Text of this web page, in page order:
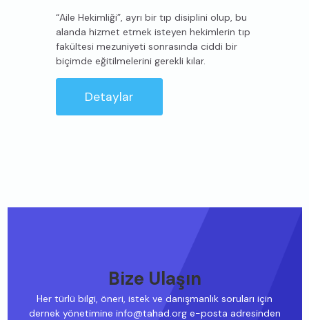
“Aile Hekimliği”, ayrı bir tıp disiplini olup, bu
alanda hizmet etmek isteyen hekimlerin tıp
fakültesi mezuniyeti sonrasında ciddi bir
biçimde eğitilmelerini gerekli kılar.
Detaylar
Bize Ulaşın
Her türlü bilgi, öneri, istek ve danışmanlık soruları için
dernek yönetimine info@tahad.org e-posta adresinden